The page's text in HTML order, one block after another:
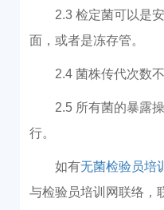
2.3 检定菌可以是
面，或者是冻存管。
2.4 菌株传代次数
2.5 所有菌的暴露
行。
如有无菌检验员培
与检验员培训网联络，